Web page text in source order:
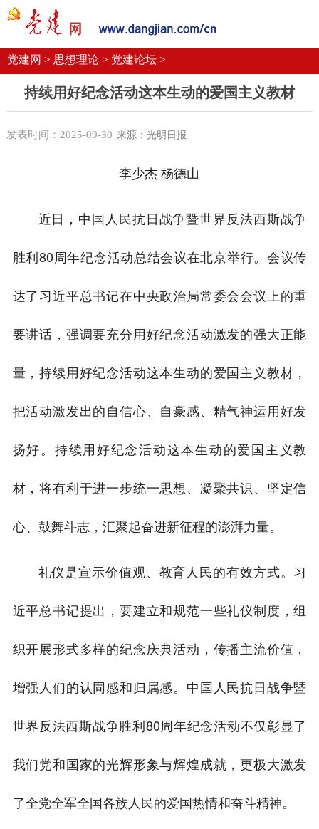
党建要闻
机关党建
校园党建 企业党建
党建网 > 思想理论 > 党建论坛 >
持续用好纪念活动这本生动的爱国主义教材
发表时间：2025-09-30 来源：光明日报
李少杰 杨德山
近日，中国人民抗日战争暨世界反法西斯战争
胜利80周年纪念活动总结会议在北京举行。会议传
达了习近平总书记在中央政治局常委会会议上的重
要讲话，强调要充分用好纪念活动激发的强大正能
量，持续用好纪念活动这本生动的爱国主义教材，
把活动激发出的自信心、自豪感、精气神运用好发
扬好。持续用好纪念活动这本生动的爱国主义教
材，将有利于进一步统一思想、凝聚共识、坚定信
心、鼓舞斗志，汇聚起奋进新征程的澎湃力量。
礼仪是宣示价值观、教育人民的有效方式。习
近平总书记提出，要建立和规范一些礼仪制度，组
织开展形式多样的纪念庆典活动，传播主流价值，
增强人们的认同感和归属感。中国人民抗日战争暨
世界反法西斯战争胜利80周年纪念活动不仅彰显了
我们党和国家的光辉形象与辉煌成就，更极大激发
了全党全军全国各族人民的爱国热情和奋斗精神。